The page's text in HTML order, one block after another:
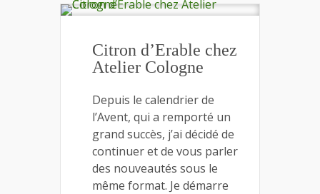
Citron d’Erable chez
Atelier Cologne
Depuis le calendrier de
l’Avent, qui a remporté un
grand succès, j’ai décidé de
continuer et de vous parler
des nouveautés sous le
même format. Je démarre